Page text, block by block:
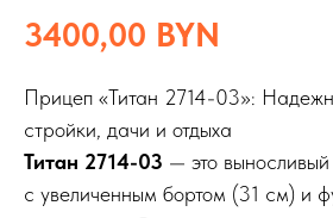
3400,00 BYN
Прицеп «Титан 2714-03»:
стройки, дачи и отдыха
Титан 2714-03 — это
с увеличенным бортом (31 см) и